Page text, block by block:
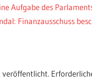
Aufgabe des
Finanzausschuss
veröffentlicht.